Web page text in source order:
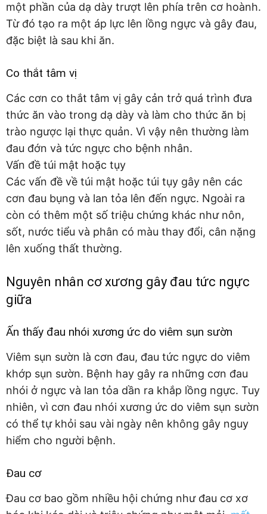
một phần của dạ dày trượt lên phía trên cơ hoành.
Từ đó tạo ra một áp lực lên lồng ngực và gây đau,
đặc biệt là sau khi ăn.
Co thắt tâm vị
Các cơn co thắt tâm vị gây cản trở quá trình đưa
thức ăn vào trong dạ dày và làm cho thức ăn bị
trào ngược lại thực quản. Vì vậy nên thường làm
đau đớn và tức ngực cho bệnh nhân.
Vấn đề túi mật hoặc tụy
Các vấn đề về túi mật hoặc túi tụy gây nên các
cơn đau bụng và lan tỏa lên đến ngực. Ngoài ra
còn có thêm một số triệu chứng khác như nôn,
sốt, nước tiểu và phân có màu thay đổi, cân nặng
lên xuống thất thường.
Nguyên nhân cơ xương gây đau tức ngực
giữa
Ấn thấy đau nhói xương ức do viêm sụn sườn
Viêm sụn sườn là cơn đau, đau tức ngực do viêm
khớp sụn sườn. Bệnh hay gây ra những cơn đau
nhói ở ngực và lan tỏa dần ra khắp lồng ngực. Tuy
nhiên, vì cơn đau nhói xương ức do viêm sụn sườn
có thể tự khỏi sau vài ngày nên không gây nguy
hiểm cho người bệnh.
Đau cơ
Đau cơ bao gồm nhiều hội chứng như đau cơ xơ